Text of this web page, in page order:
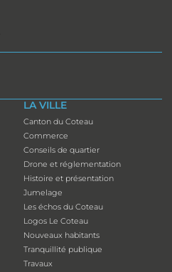
LA VILLE
Canton du Coteau
Commerce
Conseils de quartier
Drone et réglementation
Histoire et présentation
Jumelage
Les échos du Coteau
Logos Le Coteau
Nouveaux habitants
Tranquillité publique
Travaux